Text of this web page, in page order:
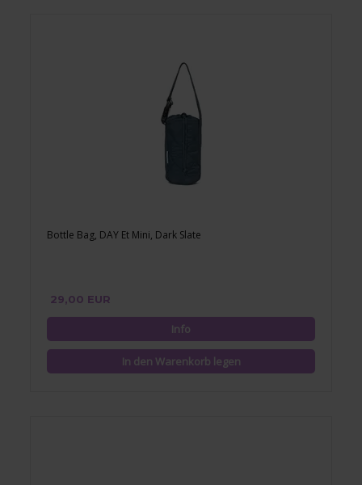
Bottle Bag, DAY Et Mini, Dark Slate
29,00 EUR